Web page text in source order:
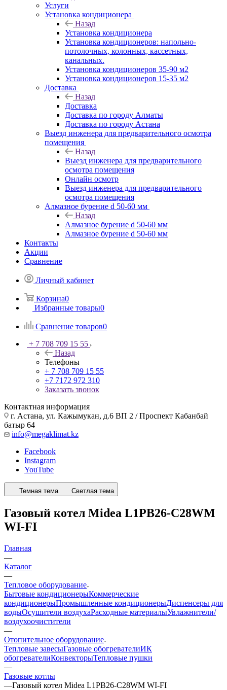
Услуги
Установка кондиционера
Назад
Установка кондиционера
Установка кондиционеров: напольно-
потолочных, колонных, кассетных,
канальных.
Установка кондиционеров 35-90 м2
Установка кондиционеров 15-35 м2
Доставка
Назад
Доставка
Доставка по городу Алматы
Доставка по городу Астана
Выезд инженера для предварительного осмотра
помещения
Назад
Выезд инженера для предварительного
осмотра помещения
Онлайн осмотр
Выезд инженера для предварительного
осмотра помещения
Алмазное бурение d 50-60 мм
Назад
Алмазное бурение d 50-60 мм
Алмазное бурение d 50-60 мм
Контакты
Акции
Сравнение
Личный кабинет
Корзина0
Избранные товары0
Сравнение товаров0
+ 7 708 709 15 55
Назад
Телефоны
+ 7 708 709 15 55
+7 7172 972 310
Заказать звонок
Контактная информация
г. Астана, ул. Кажымукан, д.6 ВП 2 / Проспект Кабанбай
батыр 64
info@megaklimat.kz
Facebook
Instagram
YouTube
Темная тема Светлая тема
Газовый котел Midea L1PB26-C28WM
WI-FI
Главная
—
Каталог
—
Тепловое оборудование
Бытовые кондиционерыКоммерческие
кондиционерыПромышленные кондиционерыДиспенсеры для
водыОсушители воздухаРасходные материалыУвлажнители/
воздухоочистители
—
Отопительное оборудование
Тепловые завесыГазовые обогревателиИК
обогревателиКонвекторыТепловые пушки
—
Газовые котлы
—Газовый котел Midea L1PB26-C28WM WI-FI